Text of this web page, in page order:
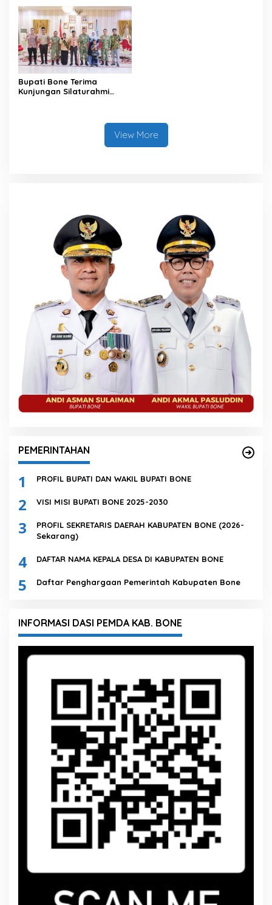
Bupati Bone Terima
Kunjungan Silaturahmi
View More
PEMERINTAHAN
1 PROFIL BUPATI DAN WAKIL BUPATI BONE
2 VISI MISI BUPATI BONE 2025-2030
3
PROFIL SEKRETARIS DAERAH KABUPATEN BONE (2026-
Sekarang)
4 DAFTAR NAMA KEPALA DESA DI KABUPATEN BONE
5 Daftar Penghargaan Pemerintah Kabupaten Bone
INFORMASI DASI PEMDA KAB. BONE